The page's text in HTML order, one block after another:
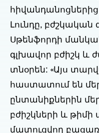
Լունդը, բժշկական
Սթենֆորդի
գլխավոր բժիշկ և
տնօրեն: «Այս
հաստատում են
ընտանիքներին
բժիշկների և թիմի
մատուցվող